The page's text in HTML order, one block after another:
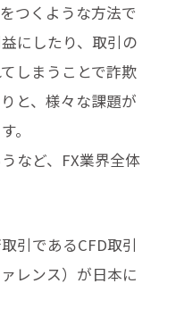
つくような方法で
にしたり、取引の
しまうことで詐欺
と、様々な課題が
。
など、FX業界全体
引であるCFD取引
レンス）が日本に